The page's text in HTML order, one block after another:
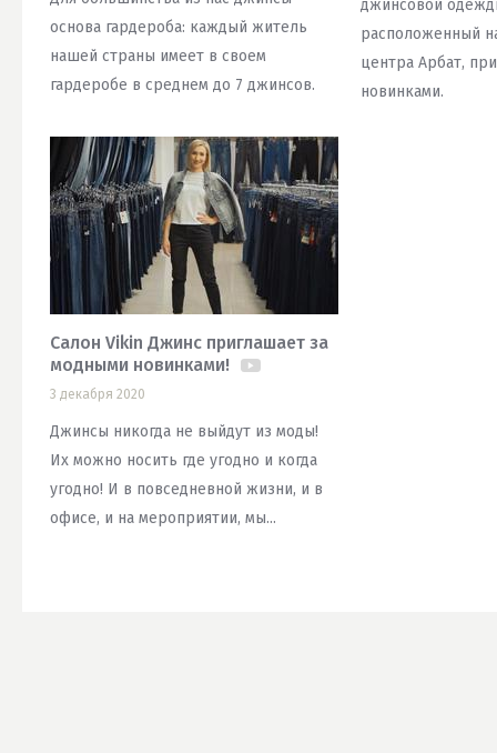
основа гардероба: каждый житель
нашей страны имеет в своем
гардеробе в среднем до 7 джинсов.
джинсовой
расположенный
центра Арбат,
новинками.
Салон Vikin Джинс приглашает за
модными новинками!
3 декабря 2020
Джинсы никогда не выйдут из моды!
Их можно носить где угодно и когда
угодно! И в повседневной жизни, и в
офисе, и на мероприятии, мы...